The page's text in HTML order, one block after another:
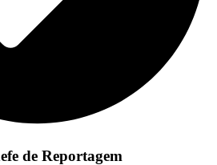
de Reportagem